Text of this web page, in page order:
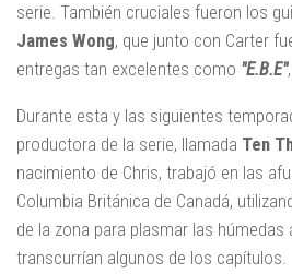
serie. También cruciales fueron los
James Wong, que junto con Carter
entregas tan excelentes como "E.B.E",
Durante esta y las siguientes
productora de la serie, llamada Ten
nacimiento de Chris, trabajó en las
Columbia Británica de Canadá,
de la zona para plasmar las
transcurrían algunos de los capítulos.